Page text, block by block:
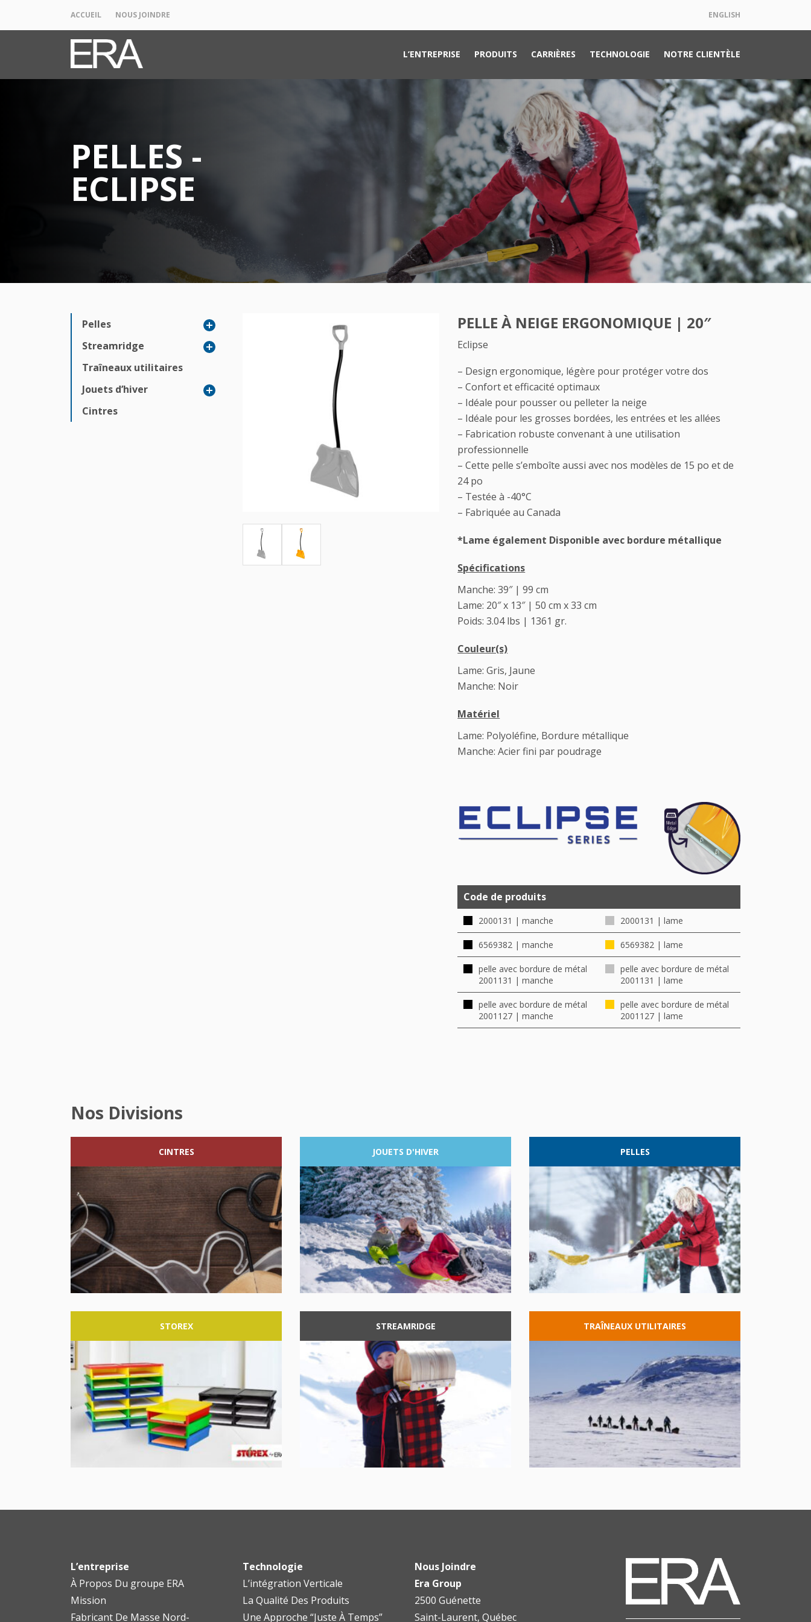
ACCUEIL NOUS JOINDRE ENGLISH
L’ENTREPRISE PRODUITS CARRIÈRES TECHNOLOGIE NOTRE CLIENTÈLE
PELLES -
ECLIPSE
Pelles
Streamridge
Traîneaux utilitaires
Jouets d’hiver
Cintres
PELLE À NEIGE ERGONOMIQUE | 20″
Eclipse
– Design ergonomique, légère pour protéger votre dos
– Confort et efficacité optimaux
– Idéale pour pousser ou pelleter la neige
– Idéale pour les grosses bordées, les entrées et les allées
– Fabrication robuste convenant à une utilisation
professionnelle
– Cette pelle s’emboîte aussi avec nos modèles de 15 po et de
24 po
– Testée à -40°C
– Fabriquée au Canada
*Lame également Disponible avec bordure métallique
Spécifications
Manche: 39″ | 99 cm
Lame: 20″ x 13″ | 50 cm x 33 cm
Poids: 3.04 lbs | 1361 gr.
Couleur(s)
Lame: Gris, Jaune
Manche: Noir
Matériel
Lame: Polyoléfine, Bordure métallique
Manche: Acier fini par poudrage
Code de produits
2000131 | manche 2000131 | lame
6569382 | manche 6569382 | lame
pelle avec bordure de métal
2001131 | manche
pelle avec bordure de métal
2001131 | lame
pelle avec bordure de métal
2001127 | manche
pelle avec bordure de métal
2001127 | lame
Nos Divisions
CINTRES JOUETS D'HIVER PELLES
STOREX STREAMRIDGE TRAÎNEAUX UTILITAIRES
L’entreprise
À Propos Du groupe ERA
Mission
Fabricant De Masse Nord-
Technologie
L’intégration Verticale
La Qualité Des Produits
Une Approche “Juste À Temps”
Nous Joindre
Era Group
2500 Guénette
Saint-Laurent, Québec